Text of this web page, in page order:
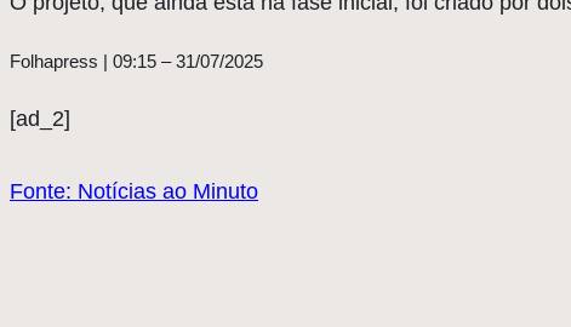
Folhapress | 09:15 – 31/07/2025
[ad_2]
Fonte: Notícias ao Minuto